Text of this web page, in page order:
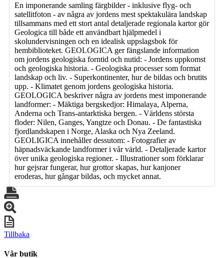
En imponerande samling färgbilder - inklusive flyg- och
satellitfoton - av några av jordens mest spektakulära landskap
tillsammans med ett stort antal detaljerade regionala kartor gör
Geologica till både ett användbart hjälpmedel i
skolundervisningen och en idealisk uppslagsbok för
hembiblioteket. GEOLOGICA ger fängslande information
om jordens geologiska forntid och nutid: - Jordens uppkomst
och geologiska historia. - Geologiska processer som format
landskap och liv. - Superkontinenter, hur de bildas och brutits
upp. - Klimatet genom jordens geologiska historia.
GEOLOGICA beskriver några av jordens mest imponerande
landformer: - Mäktiga bergskedjor: Himalaya, Alperna,
Anderna och Trans-antarktiska bergen. - Världens största
floder: Nilen, Ganges, Yangtze och Donau. - De fantastiska
fjordlandskapen i Norge, Alaska och Nya Zeeland.
GEOLIGICA innehåller dessutom: - Fotografier av
häpnadsväckande landformer i vår värld. - Detaljerade kartor
över unika geologiska regioner. - Illustrationer som förklarar
hur gejsrar fungerar, hur grottor skapas, hur kanjoner
eroderas, hur gångar bildas, och mycket annat.
Tillbaka
Vår butik